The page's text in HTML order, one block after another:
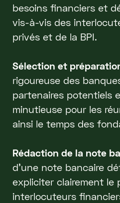
besoins financiers et
vis-à-vis des
privés et de la BPI.
Sélection et
rigoureuse des
partenaires potentiels
minutieuse pour les
ainsi le temps des
Rédaction de la note
d'une note bancaire
expliciter clairement le
interlocuteurs